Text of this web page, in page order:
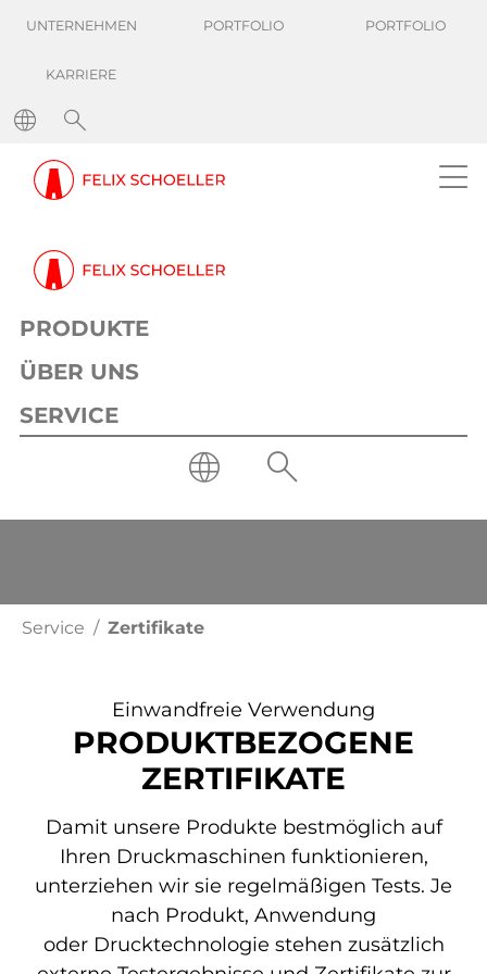
UNTERNEHMEN PORTFOLIO PORTFOLIO
KARRIERE
PRODUKTE
ÜBER UNS
SERVICE
Service Zertifikate
Einwandfreie Verwendung
PRODUKTBEZOGENE
ZERTIFIKATE
Damit unsere Produkte bestmöglich auf
Ihren Druckmaschinen funktionieren,
unterziehen wir sie regelmäßigen Tests. Je
nach Produkt, Anwendung
oder Drucktechnologie stehen zusätzlich